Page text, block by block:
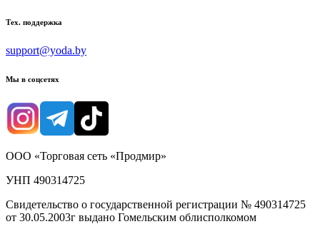
Тех. поддержка
support@yoda.by
Мы в соцсетях
ООО «Торговая сеть «Продмир»
УНП 490314725
Свидетельство о государственной регистрации № 490314725
от 30.05.2003г выдано Гомельским облисполкомом